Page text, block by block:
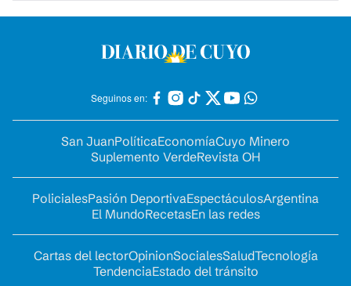
Seguinos en:
San JuanPolíticaEconomíaCuyo Minero
Suplemento VerdeRevista OH
PolicialesPasión DeportivaEspectáculosArgentina
El MundoRecetasEn las redes
Cartas del lectorOpinionSocialesSaludTecnología
TendenciaEstado del tránsito